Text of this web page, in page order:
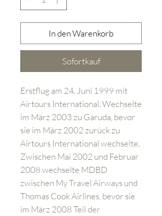
In den Warenkorb
Sofortkauf
Erstflug am 24. Juni 1999 mit
Airtours International. Wechselte
im März 2003 zu Garuda, bevor
sie im März 2002 zurück zu
Airtours International wechselte.
Zwischen Mai 2002 und Februar
2008 wechselte MDBD
zwischen My Travel Airways und
Thomas Cook Airlines, bevor sie
im März 2008 Teil der